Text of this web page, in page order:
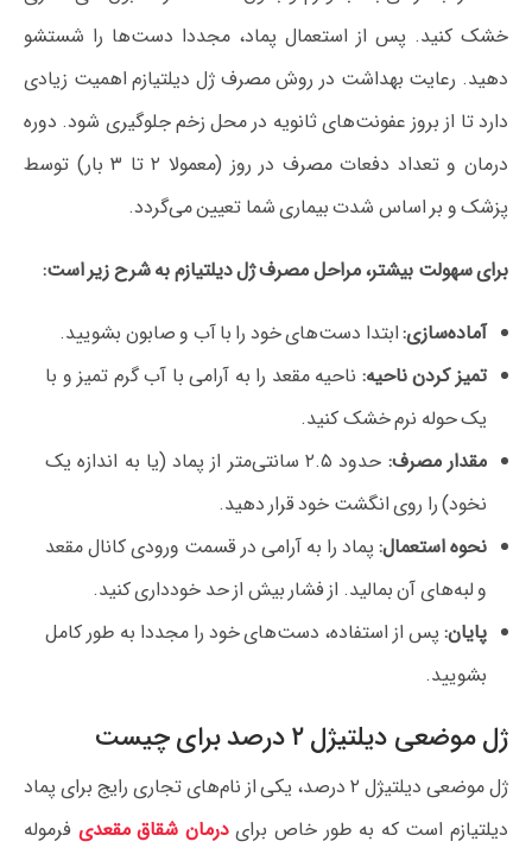
خشک کنید. پس از استعمال پماد، مجددا دست‌ها را شستشو
دهید. رعایت بهداشت در روش مصرف ژل دیلتیازم اهمیت زیادی
دارد تا از بروز عفونت‌های ثانویه در محل زخم جلوگیری شود. دوره
درمان و تعداد دفعات مصرف در روز (معمولا ۲ تا ۳ بار) توسط
پزشک و بر اساس شدت بیماری شما تعیین می‌گردد.
برای سهولت بیشتر، مراحل مصرف ژل دیلتیازم به شرح زیر است:
آماده‌سازی:ابتدا دست‌های خود را با آب و صابون بشویید.
تمیز کردن ناحیه: ناحیه مقعد را به آرامی با آب گرم تمیز و با
یک حوله نرم خشک کنید.
مقدار مصرف:
حدود ۲.۵ سانتی‌متر از پماد (یا به اندازه یک
نخود) را روی انگشت خود قرار دهید.
نحوه استعمال: پماد را به آرامی در قسمت ورودی کانال مقعد
و لبه‌های آن بمالید. از فشار بیش از حد خودداری کنید.
پایان: پس از استفاده، دست‌های خود را مجددا به طور کامل
بشویید.
ژل موضعی دیلتیژل ۲ درصد برای چیست
ژل موضعی دیلتیژل ۲ درصد، یکی از نام‌های تجاری رایج برای پماد
دیلتیازم است که به طور خاص برایدرمان شقاق مقعدی فرموله